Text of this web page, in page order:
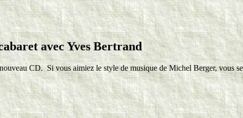
avec Yves Bertrand
CD. Si vous aimiez le style de musique de Michel Berger, vous